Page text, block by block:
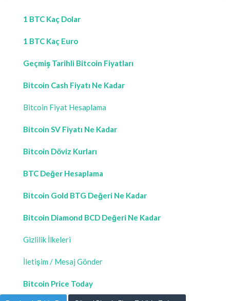
1 BTC Kaç Dolar
1 BTC Kaç Euro
Geçmiş Tarihli Bitcoin Fiyatları
Bitcoin Cash Fiyatı Ne Kadar
Bitcoin Fiyat Hesaplama
Bitcoin SV Fiyatı Ne Kadar
Bitcoin Döviz Kurları
BTC Değer Hesaplama
Bitcoin Gold BTG Değeri Ne Kadar
Bitcoin Diamond BCD Değeri Ne Kadar
Gizlilik İlkeleri
İletişim / Mesaj Gönder
Bitcoin Price Today